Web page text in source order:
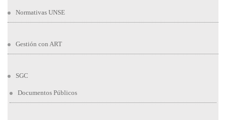
Normativas UNSE
Gestión con ART
SGC
Documentos Públicos